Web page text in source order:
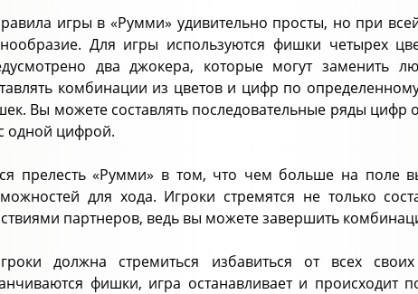
игры в «Румми» удивительно просты, но при
Для игры используются фишки четырех
два джокера, которые могут заменить
комбинации из цветов и цифр по
Вы можете составлять последовательные ряды цифр
одной цифрой.
прелесть «Румми» в том, что чем больше на поле
для хода. Игроки стремятся не только
партнеров, ведь вы можете завершить
должна стремиться избавиться от всех
фишки, игра останавливает и происходит